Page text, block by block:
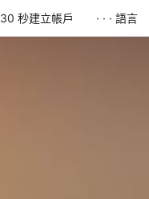
30 秒建立帳戶 · · · 語言